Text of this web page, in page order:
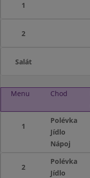
1
2
Salát
Menu Chod
1
Polévka
Jídlo
Nápoj
2
Polévka
Jídlo